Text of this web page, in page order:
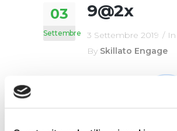
03
Settembre
9@2x
3 Settembre 2019
In
By Skillato Engage